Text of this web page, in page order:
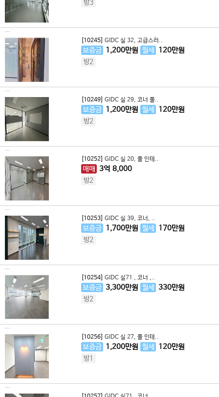
방3
[10245] GIDC 실 32, 고급스러..
보증금 1,200만원 월세 120만원
방2
[10249] GIDC 실 29, 코너 풀..
보증금 1,200만원 월세 120만원
방2
[10252] GIDC 실 20, 풀 인테..
매매 3억 8,000
방2
[10253] GIDC 실 39, 코너, ..
보증금 1,700만원 월세 170만원
방2
[10254] GIDC 실71 , 코너 ,..
보증금 3,300만원 월세 330만원
방2
[10256] GIDC 실 27, 풀 인테..
보증금 1,200만원 월세 120만원
방1